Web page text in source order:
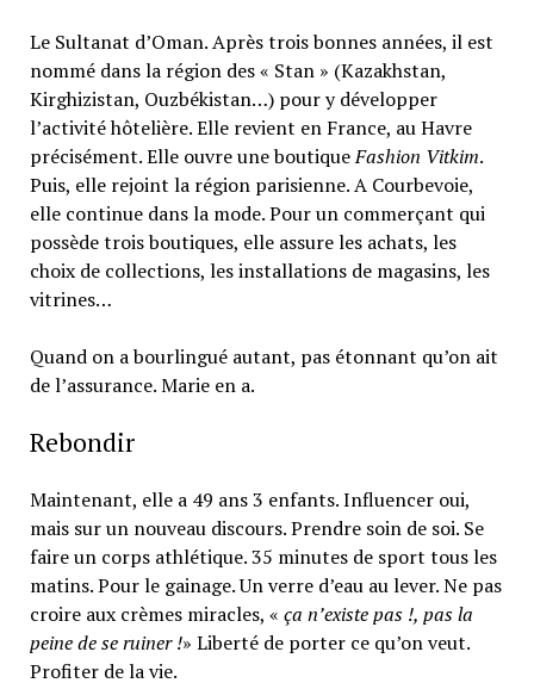
Le Sultanat d’Oman. Après trois bonnes années, il est
nommé dans la région des « Stan » (Kazakhstan,
Kirghizistan, Ouzbékistan…) pour y développer
l’activité hôtelière. Elle revient en France, au Havre
précisément. Elle ouvre une boutiqueFashion Vitkim.
Puis, elle rejoint la région parisienne. A Courbevoie,
elle continue dans la mode. Pour un commerçant qui
possède trois boutiques, elle assure les achats, les
choix de collections, les installations de magasins, les
vitrines…
Quand on a bourlingué autant, pas étonnant qu’on ait
de l’assurance. Marie en a.
Rebondir
Maintenant, elle a 49 ans 3 enfants. Influencer oui,
mais sur un nouveau discours. Prendre soin de soi. Se
faire un corps athlétique. 35 minutes de sport tous les
matins. Pour le gainage. Un verre d’eau au lever. Ne pas
croire aux crèmes miracles, « ça n’existe pas !, pas la
peine de se ruiner !» Liberté de porter ce qu’on veut.
Profiter de la vie.